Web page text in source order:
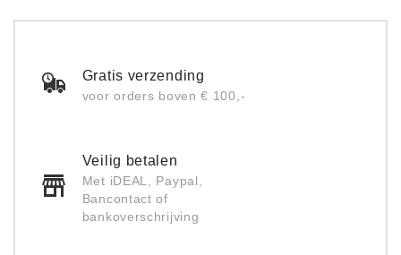
Gratis verzending
voor orders boven € 100,-
Veilig betalen
Met iDEAL, Paypal,
Bancontact of
bankoverschrijving